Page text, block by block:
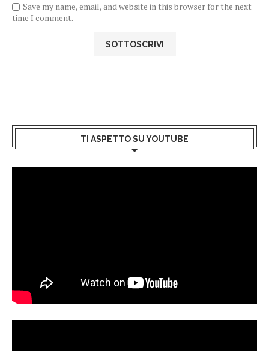
Save my name, email, and website in this browser for the next
time I comment.
TI ASPETTO SU YOUTUBE